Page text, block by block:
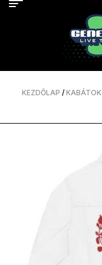
KEZDŐLAP / KABÁTOK